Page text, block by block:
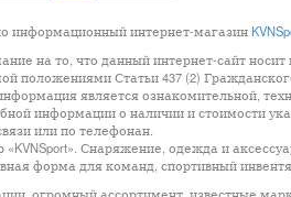
информационный интернет-магазин
на то, что данный интернет-сайт
положениями Статьи 437 (2)
является ознакомительной,
информации о наличии и стоимости
или по телефонан.
«KVNSport». Снаряжение, одежда и
форма для команд, спортивный